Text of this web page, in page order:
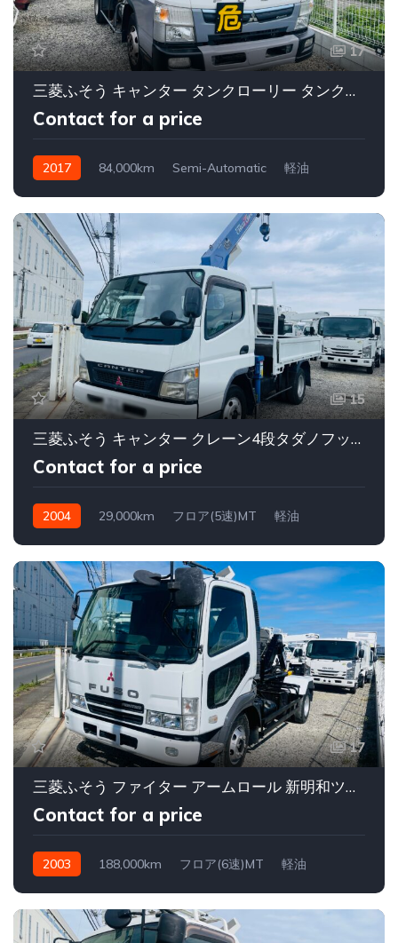
17
三菱ふそう キャンター タンクローリー タンクローリー 4 KL
Contact for a price
2017 84,000km Semi-Automatic 軽油
15
三菱ふそう キャンター クレーン4段タダノフックインラジコン
Contact for a price
2004 29,000km フロア(5速)MT 軽油
17
三菱ふそう ファイター アームロール 新明和ツインホイストCCA44-20
Contact for a price
2003 188,000km フロア(6速)MT 軽油